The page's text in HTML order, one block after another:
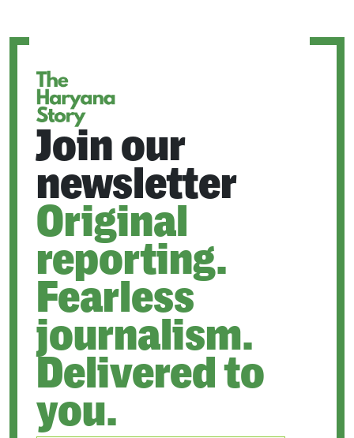
Join our
newsletter
Original
reporting.
Fearless
journalism.
Delivered to
you.